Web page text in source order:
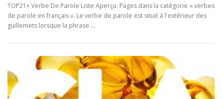
TOP21+ Verbe De Parole Liste Aperçu. Pages dans la catégorie « verbes
de parole en français ». Le verbe de parole est situé à l'extérieur des
guillemets lorsque la phrase …